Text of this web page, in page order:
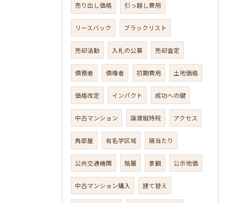
売り出し価格 引っ越し費用
リースバック ブラックリスト
売却活動 入札の公募 売却査定
債務者 債権者 初期費用 土地価格
価格改定 インパクト 成功への鍵
中古マンション 譲渡租特税 アクセス
角部屋 有名学区域 陽当たり
公共交通機関 階層 景観 公示地価
中古マンション購入 建て替え